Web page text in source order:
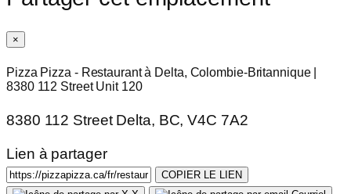
×
Pizza Pizza - Restaurant à Delta, Colombie-Britannique |
8380 112 Street Unit 120
8380 112 Street Delta, BC, V4C 7A2
Lien à partager
COPIER LE LIEN